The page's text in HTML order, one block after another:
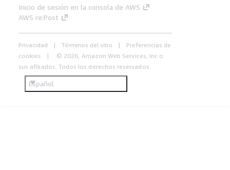
Inicio de sesión en la consola de AWS
AWS re:Post
Privacidad Términos del sitio
Preferencias de
cookies
© 2026, Amazon Web Services, Inc o
sus afiliados. Todos los derechos reservados.
Español